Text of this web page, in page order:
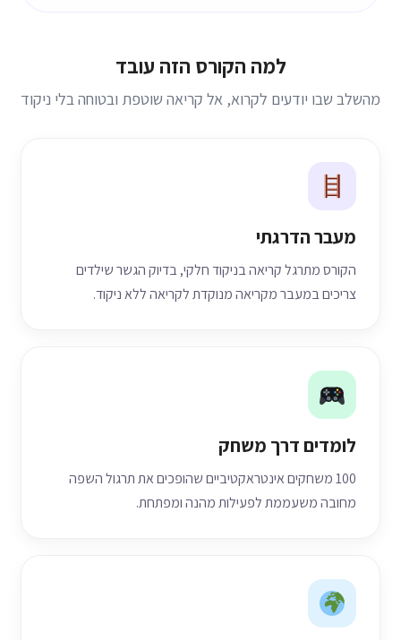
למה הקורס הזה עובד
מהשלב שבו יודעים לקרוא, אל קריאה שוטפת ובטוחה בלי ניקוד
מעבר הדרגתי
הקורס מתרגל קריאה בניקוד חלקי, בדיוק הגשר שילדים
צריכים במעבר מקריאה מנוקדת לקריאה ללא ניקוד.
לומדים דרך משחק
100 משחקים אינטראקטיביים שהופכים את תרגול השפה
מחובה משעממת לפעילות מהנה ומפתחת.